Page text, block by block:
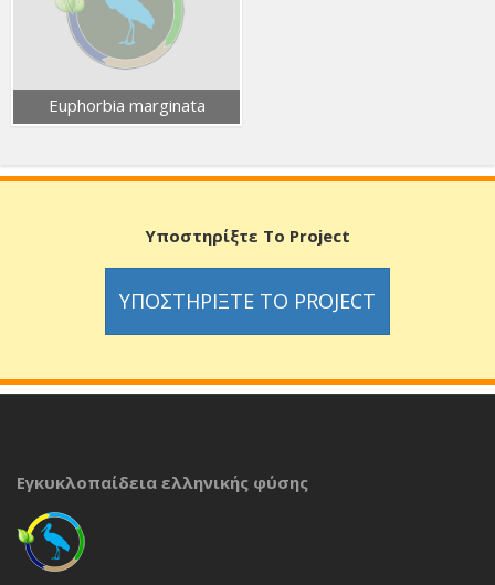
Euphorbia marginata
Υποστηρίξτε Το Project
ΥΠΟΣΤΗΡΊΞΤΕ ΤΟ PROJECT
Εγκυκλοπαίδεια ελληνικής φύσης